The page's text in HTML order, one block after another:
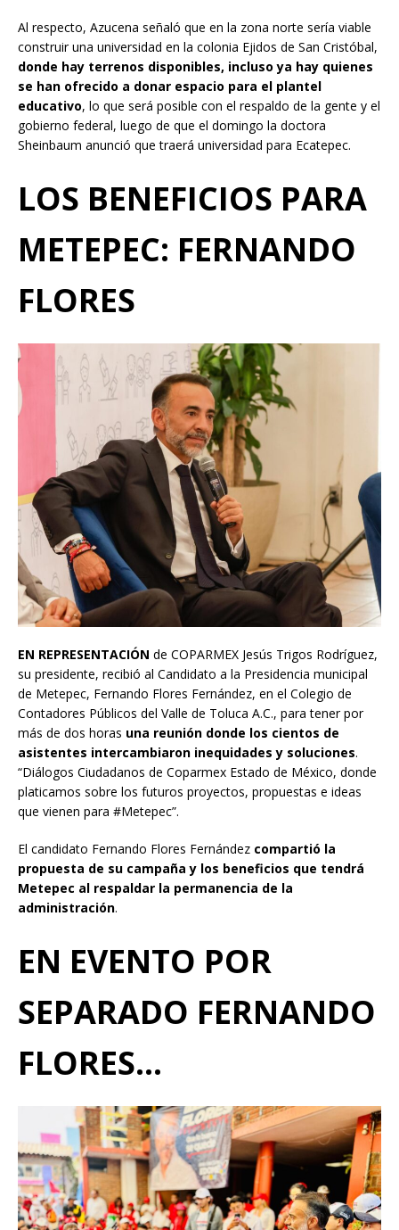
Al respecto, Azucena señaló que en la zona norte sería viable
construir una universidad en la colonia Ejidos de San Cristóbal,
donde hay terrenos disponibles, incluso ya hay quienes
se han ofrecido a donar espacio para el plantel
educativo, lo que será posible con el respaldo de la gente y el
gobierno federal, luego de que el domingo la doctora
Sheinbaum anunció que traerá universidad para Ecatepec.
LOS BENEFICIOS PARA
METEPEC: FERNANDO
FLORES
EN REPRESENTACIÓN de COPARMEX Jesús Trigos Rodríguez,
su presidente, recibió al Candidato a la Presidencia municipal
de Metepec, Fernando Flores Fernández, en el Colegio de
Contadores Públicos del Valle de Toluca A.C., para tener por
más de dos horas una reunión donde los cientos de
asistentes intercambiaron inequidades y soluciones.
“Diálogos Ciudadanos de Coparmex Estado de México, donde
platicamos sobre los futuros proyectos, propuestas e ideas
que vienen para #Metepec”.
El candidato Fernando Flores Fernández compartió la
propuesta de su campaña y los beneficios que tendrá
Metepec al respaldar la permanencia de la
administración.
EN EVENTO POR
SEPARADO FERNANDO
FLORES…